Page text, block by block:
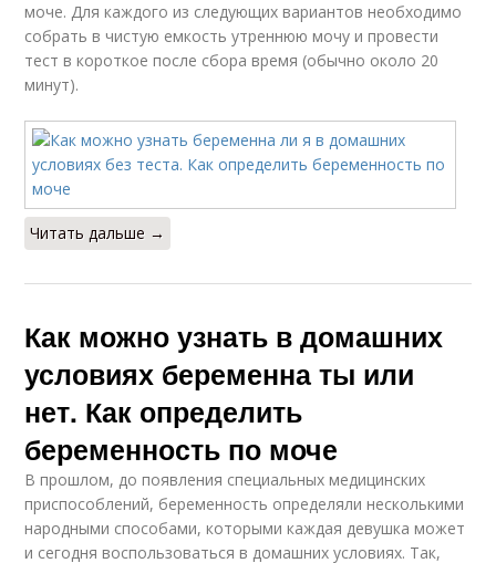
моче. Для каждого из следующих вариантов необходимо
собрать в чистую емкость утреннюю мочу и провести
тест в короткое после сбора время (обычно около 20
минут).
Читать дальше →
Как можно узнать в домашних
условиях беременна ты или
нет. Как определить
беременность по моче
В прошлом, до появления специальных медицинских
приспособлений, беременность определяли несколькими
народными способами, которыми каждая девушка может
и сегодня воспользоваться в домашних условиях. Так,